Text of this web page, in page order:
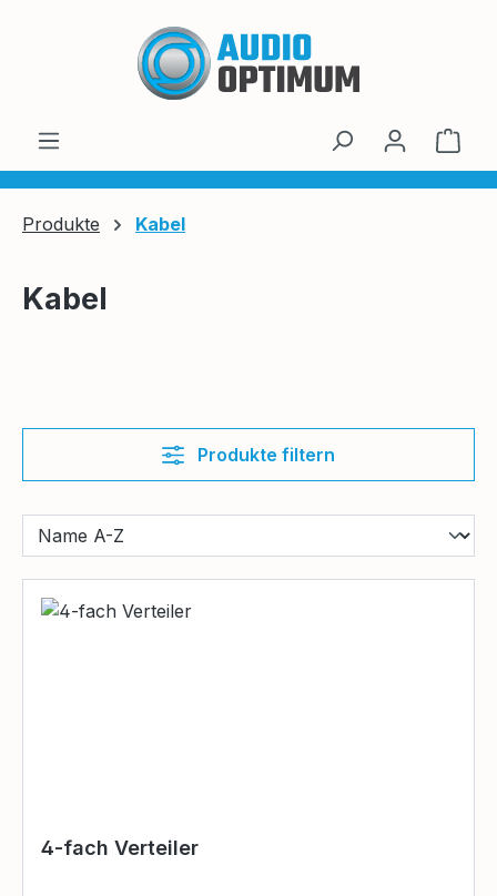
Zum Hauptinhalt springen
Produkte Kabel
Kabel
Produkte filtern
4-fach Verteiler